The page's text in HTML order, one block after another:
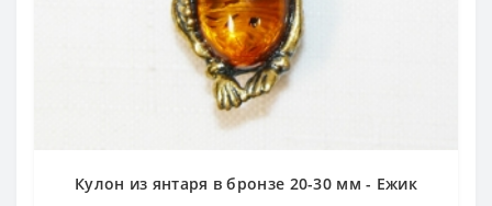
Кулон из янтаря в бронзе 20-30 мм - Ежик